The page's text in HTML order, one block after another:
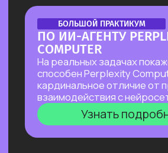
ПО ВИЗУАЛЬНОЙ
АВТОМАТИЗАЦИИ НА N8N
Расскажем всепро сверхпопулярный
инструмент, бесплатнои без каких-
либо проблем работающий в РФ.
Соберем видео-контент-завод
с помощью n8n и Veo 3, который
в режиме реального времени
создаеттрендовые видео на основе
текстового описания.
Узнать подробнее